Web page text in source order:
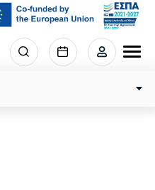
Menu
section